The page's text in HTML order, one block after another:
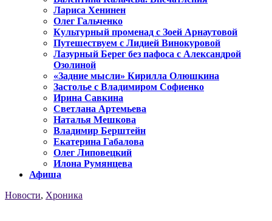
Лариса Хенинен
Олег Гальченко
Культурный променад с Зоей Арнаутовой
Путешествуем с Лидией Винокуровой
Лазурный Берег без пафоса с Александрой
Озолиной
«Задние мысли» Кирилла Олюшкина
Застолье с Владимиром Софиенко
Ирина Савкина
Светлана Артемьева
Наталья Мешкова
Владимир Берштейн
Екатерина Габалова
Олег Липовецкий
Илона Румянцева
Афиша
Новости, Хроника